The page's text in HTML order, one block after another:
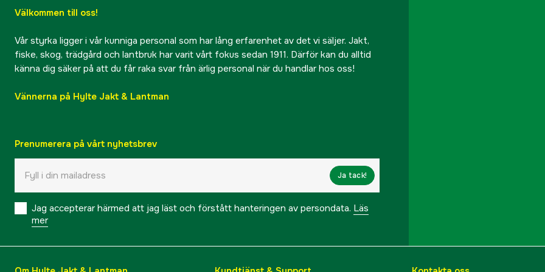
Välkommen till oss!
Vår styrka ligger i vår kunniga personal som har lång erfarenhet av det vi säljer. Jakt,
fiske, skog, trädgård och lantbruk har varit vårt fokus sedan 1911. Därför kan du alltid
känna dig säker på att du får raka svar från ärlig personal när du handlar hos oss!
Vännerna på Hylte Jakt & Lantman
Prenumerera på vårt nyhetsbrev
Ja tack!
Jag accepterar härmed att jag läst och förstått hanteringen av persondata. Läs
mer